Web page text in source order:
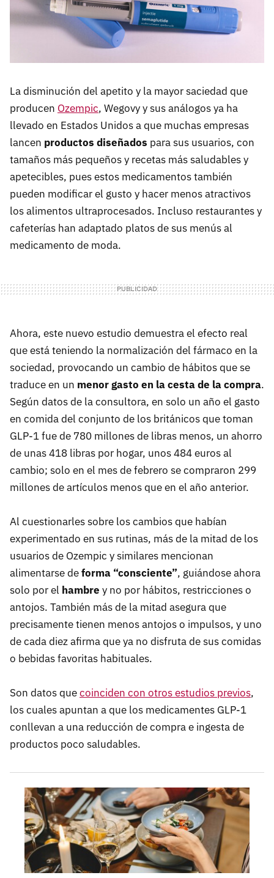
La disminución del apetito y la mayor saciedad que
producen Ozempic, Wegovy y sus análogos ya ha
llevado en Estados Unidos a que muchas empresas
lancen productos diseñados para sus usuarios, con
tamaños más pequeños y recetas más saludables y
apetecibles, pues estos medicamentos también
pueden modificar el gusto y hacer menos atractivos
los alimentos ultraprocesados. Incluso restaurantes y
cafeterías han adaptado platos de sus menús al
medicamento de moda.
Ahora, este nuevo estudio demuestra el efecto real
que está teniendo la normalización del fármaco en la
sociedad, provocando un cambio de hábitos que se
traduce en un menor gasto en la cesta de la compra.
Según datos de la consultora, en solo un año el gasto
en comida del conjunto de los británicos que toman
GLP-1 fue de 780 millones de libras menos, un ahorro
de unas 418 libras por hogar, unos 484 euros al
cambio; solo en el mes de febrero se compraron 299
millones de artículos menos que en el año anterior.
Al cuestionarles sobre los cambios que habían
experimentado en sus rutinas, más de la mitad de los
usuarios de Ozempic y similares mencionan
alimentarse deforma “consciente”, guiándose ahora
solo por el hambre y no por hábitos, restricciones o
antojos. También más de la mitad asegura que
precisamente tienen menos antojos o impulsos, y uno
de cada diez afirma que ya no disfruta de sus comidas
o bebidas favoritas habituales.
Son datos quecoinciden con otros estudios previos,
los cuales apuntan a que los medicamentes GLP-1
conllevan a una reducción de compra e ingesta de
productos poco saludables.